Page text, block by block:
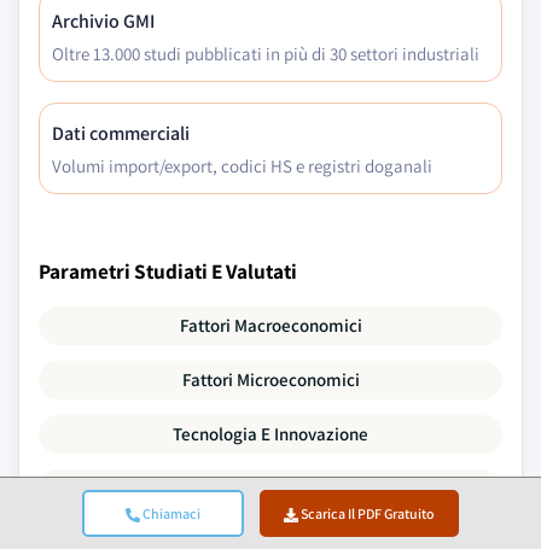
Chiamaci Scarica Il PDF Gratuito
Archivio GMI
Oltre 13.000 studi pubblicati in più di 30 settori industriali
Dati commerciali
Volumi import/export, codici HS e registri doganali
Parametri Studiati E Valutati
Fattori Macroeconomici
Fattori Microeconomici
Tecnologia E Innovazione
Ambiente Normativo E Politico
Dati Demografici